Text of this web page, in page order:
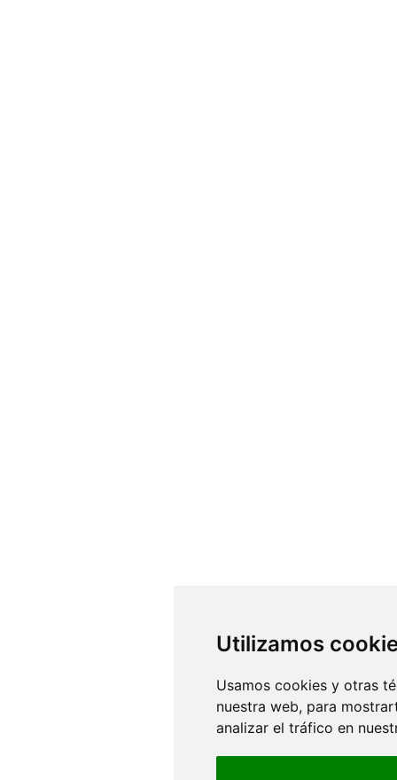
Utilizamos
Usamos cookies y otras
nuestra web, para
analizar el tráfico en